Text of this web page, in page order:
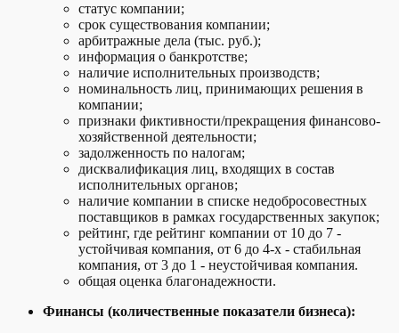
статус компании;
срок существования компании;
арбитражные дела (тыс. руб.);
информация о банкротстве;
наличие исполнительных производств;
номинальность лиц, принимающих решения в
компании;
признаки фиктивности/прекращения финансово-
хозяйственной деятельности;
задолженность по налогам;
дисквалификация лиц, входящих в состав
исполнительных органов;
наличие компании в списке недобросовестных
поставщиков в рамках государственных закупок;
рейтинг, где рейтинг компании от 10 до 7 -
устойчивая компания, от 6 до 4-х - стабильная
компания, от 3 до 1 - неустойчивая компания.
общая оценка благонадежности.
Финансы (количественные показатели бизнеса):